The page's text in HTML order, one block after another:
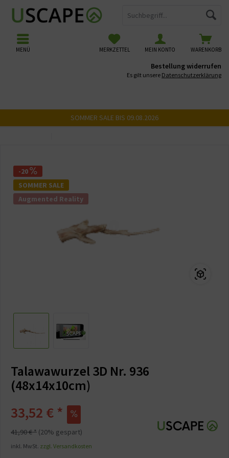
WARENKORB
MERKZETTEL MEIN KONTO
MENÜ
Bestellung widerrufen
Es gilt unsere Datenschutzerklärung
SOMMER SALE BIS 09.08.2026
-20
SOMMER SALE
Augmented Reality
Talawawurzel 3D Nr. 936
(48x14x10cm)
33,52 € *
41,90 € * (20% gespart)
inkl. MwSt. zzgl. Versandkosten